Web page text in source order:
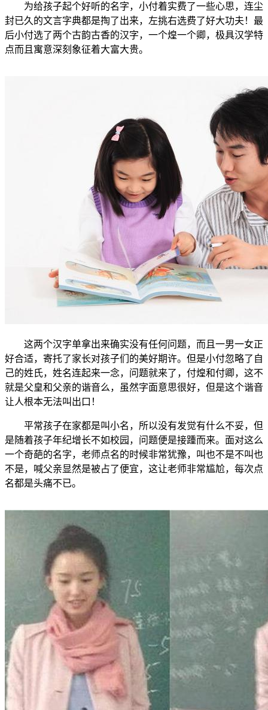
为给孩子起个好听的名字，小付着实费了一些心思，连尘
封已久的文言字典都是掏了出来，左挑右选费了好大功夫！最
后小付选了两个古韵古香的汉字，一个煌一个卿，极具汉学特
点而且寓意深刻象征着大富大贵。
这两个汉字单拿出来确实没有任何问题，而且一男一女正
好合适，寄托了家长对孩子们的美好期许。但是小付忽略了自
己的姓氏，姓名连起来一念，问题就来了，付煌和付卿，这不
就是父皇和父亲的谐音么，虽然字面意思很好，但是这个谐音
让人根本无法叫出口！
平常孩子在家都是叫小名，所以没有发觉有什么不妥，但
是随着孩子年纪增长不如校园，问题便是接踵而来。面对这么
一个奇葩的名字，老师点名的时候非常犹豫，叫也不是不叫也
不是，喊父亲显然是被占了便宜，这让老师非常尴尬，每次点
名都是头痛不已。